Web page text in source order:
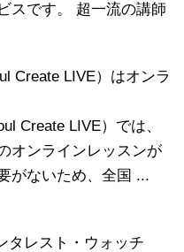
スです。 超一流の講師
Create LIVE）はオンラ
Create LIVE）では、
オンラインレッスンが
がないため、全国 ...
タレスト・ウォッチ